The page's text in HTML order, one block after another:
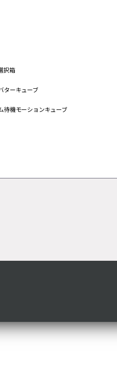
択箱
ターキューブ
待機モーションキューブ